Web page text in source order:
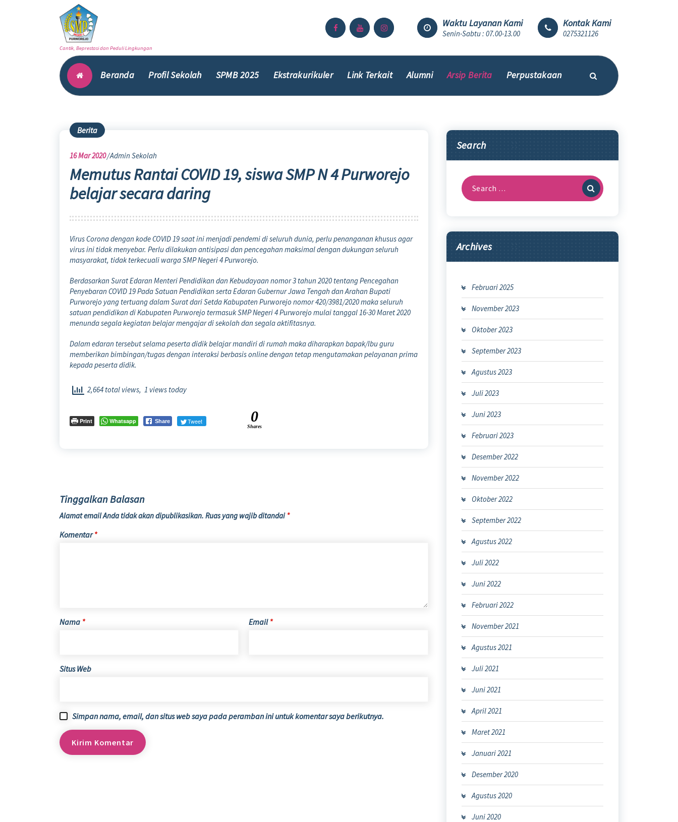
Cantik, Beprestasi dan Peduli Lingkungan
Waktu Layanan Kami
Senin-Sabtu : 07.00-13.00
Kontak Kami
0275321126
Beranda Profil Sekolah SPMB 2025 Ekstrakurikuler Link Terkait Alumni Arsip Berita Perpustakaan
Berita
16Mar 2020 Admin Sekolah
Memutus Rantai COVID 19, siswa SMP N 4 Purworejo
belajar secara daring
Virus Corona dengan kode COVID 19 saat ini menjadi pendemi di seluruh dunia, perlu penanganan khusus agar
virus ini tidak menyebar. Perlu dilakukan antisipasi dan pencegahan maksimal dengan dukungan seluruh
masyarakat, tidak terkecuali warga SMP Negeri 4 Purworejo.
Berdasarkan Surat Edaran Menteri Pendidikan dan Kebudayaan nomor 3 tahun 2020 tentang Pencegahan
Penyebaran COVID 19 Pada Satuan Pendidikan serta Edaran Gubernur Jawa Tengah dan Arahan Bupati
Purworejo yang tertuang dalam Surat dari Setda Kabupaten Purworejo nomor 420/3981/2020 maka seluruh
satuan pendidikan di Kabupaten Purworejo termasuk SMP Negeri 4 Purworejo mulai tanggal 16-30 Maret 2020
menunda segala kegiatan belajar mengajar di sekolah dan segala aktifitasnya.
Dalam edaran tersebut selama peserta didik belajar mandiri di rumah maka diharapkan bapak/Ibu guru
memberikan bimbingan/tugas dengan interaksi berbasis online dengan tetap mengutamakan pelayanan prima
kepada peserta didik.
2,664 total views, 1 views today
Print Whatsapp Share Tweet 0
Shares
Tinggalkan Balasan
Alamat email Anda tidak akan dipublikasikan. Ruas yang wajib ditandai *
Komentar*
Nama * Email *
Situs Web
Simpan nama, email, dan situs web saya pada peramban ini untuk komentar saya berikutnya.
Search
Search
for:
Archives
Februari 2025
November 2023
Oktober 2023
September 2023
Agustus 2023
Juli 2023
Juni 2023
Februari 2023
Desember 2022
November 2022
Oktober 2022
September 2022
Agustus 2022
Juli 2022
Juni 2022
Februari 2022
November 2021
Agustus 2021
Juli 2021
Juni 2021
April 2021
Maret 2021
Januari 2021
Desember 2020
Agustus 2020
Juni 2020